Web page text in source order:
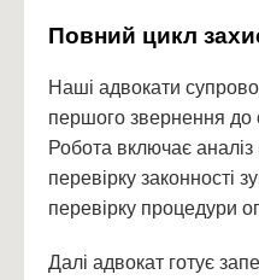
Повний цикл
Наші адвокати
першого звернення до
Робота включає аналіз
перевірку законності
перевірку процедури
Далі адвокат готує